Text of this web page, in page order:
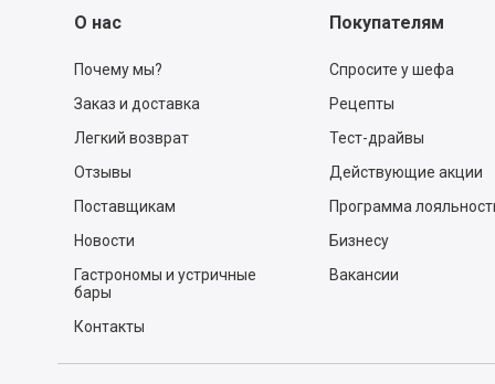
О нас
Почему мы?
Заказ и доставка
Легкий возврат
Отзывы
Поставщикам
Новости
Гастрономы и устричные
бары
Контакты
Покупателям
Спросите у шефа
Рецепты
Тест-драйвы
Действующие акции
Программа
Бизнесу
Вакансии